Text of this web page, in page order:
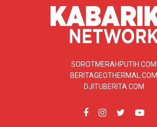
SOROTMERAHPUTIH.COM
BERITAGEOTHERMAL.COM
DJITUBERITA.COM